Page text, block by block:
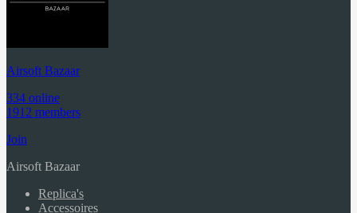
Airsoft Bazaar
334 online
1912 members
Join
Airsoft Bazaar
Replica's
Accessoires